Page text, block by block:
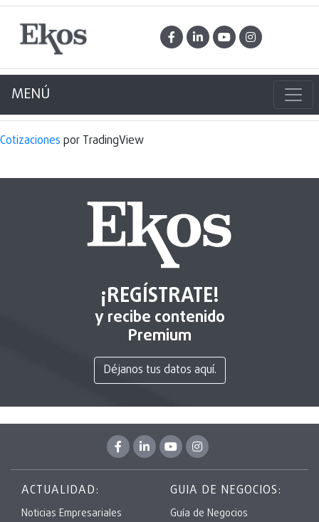
MENÚ
Cotizaciones por TradingView
¡REGÍSTRATE!
y recibe contenido
Premium
Déjanos tus datos aquí.
ACTUALIDAD:
Noticias Empresariales
GUIA DE NEGOCIOS:
Guía de Negocios